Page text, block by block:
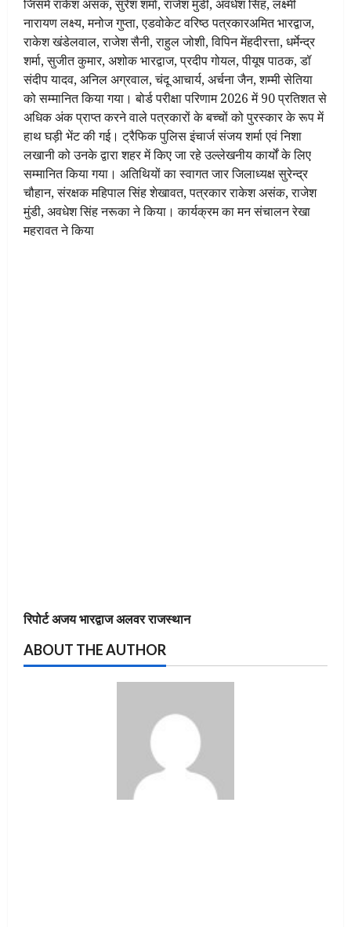
जिसमें राकेश असंक, सुरेश शर्मा, राजेश मुंडी, अवधेश सिंह, लक्ष्मी
नारायण लक्ष्य, मनोज गुप्ता, एडवोकेट वरिष्ठ पत्रकारअमित भारद्वाज,
राकेश खंडेलवाल, राजेश सैनी, राहुल जोशी, विपिन मेंहदीरत्ता, धर्मेन्द्र
शर्मा, सुजीत कुमार, अशोक भारद्वाज, प्रदीप गोयल, पीयूष पाठक, डॉ
संदीप यादव, अनिल अग्रवाल, चंदू आचार्य, अर्चना जैन, शम्मी सेतिया
को सम्मानित किया गया। बोर्ड परीक्षा परिणाम 2026 में 90 प्रतिशत से
अधिक अंक प्राप्त करने वाले पत्रकारों के बच्चों को पुरस्कार के रूप में
हाथ घड़ी भेंट की गई। ट्रैफिक पुलिस इंचार्ज संजय शर्मा एवं निशा
लखानी को उनके द्वारा शहर में किए जा रहे उल्लेखनीय कार्यों के लिए
सम्मानित किया गया। अतिथियों का स्वागत जार जिलाध्यक्ष सुरेन्द्र
चौहान, संरक्षक महिपाल सिंह शेखावत, पत्रकार राकेश असंक, राजेश
मुंडी, अवधेश सिंह नरूका ने किया। कार्यक्रम का मन संचालन रेखा
महरावत ने किया
रिपोर्ट अजय भारद्वाज अलवर राजस्थान
ABOUT THE AUTHOR